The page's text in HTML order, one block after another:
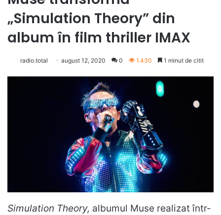
„Simulation Theory” din
album în film thriller IMAX
radio.total august 12, 2020 0 1.430 1 minut de citit
Simulation Theory, albumul Muse realizat într-